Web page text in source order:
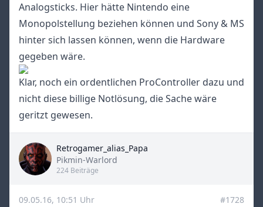
Analogsticks. Hier hätte Nintendo eine
Monopolstellung beziehen können und Sony & MS
hinter sich lassen können, wenn die Hardware
gegeben wäre.
Klar, noch ein ordentlichen ProController dazu und
nicht diese billige Notlösung, die Sache wäre
geritzt gewesen.
Retrogamer_alias_Papa
Title
Pikmin-Warlord
224 Beiträge
09.05.16, 10:51 Uhr #1728